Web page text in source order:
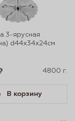
3-ярусная
d44х34х24см
4800 г.
В корзину